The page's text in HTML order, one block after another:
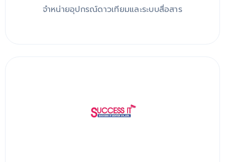
จำหน่ายอุปกรณ์ดาวเทียมและระบบสื่อสาร